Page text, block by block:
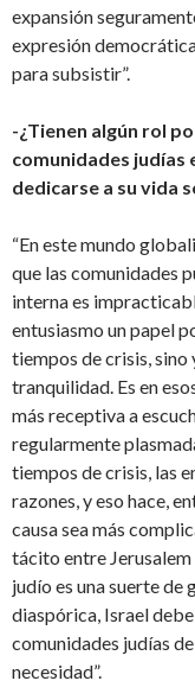
expansión
expresión
para subsistir”.
-¿Tienen algún rol
comunidades judías
dedicarse a su vida
“En este mundo
que las comunidades
interna es
entusiasmo un papel
tiempos de crisis, sino
tranquilidad. Es en
más receptiva a
regularmente
tiempos de crisis, las
razones, y eso hace,
causa sea más
tácito entre
judío es una suerte de
diaspórica, Israel
comunidades judías
necesidad”.